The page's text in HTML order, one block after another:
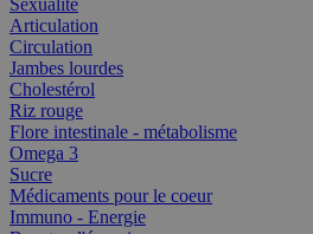
Sexualité
Articulation
Circulation
Jambes lourdes
Cholestérol
Riz rouge
Flore intestinale - métabolisme
Omega 3
Sucre
Médicaments pour le coeur
Immuno - Energie